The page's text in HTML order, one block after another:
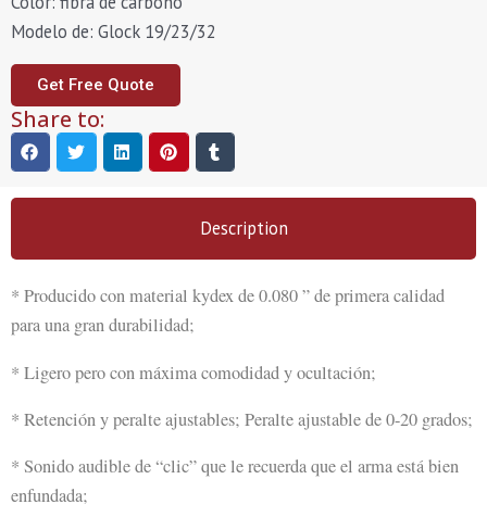
Modelo de: Glock 19/23/32
Get Free Quote
Share to:
Description
* Producido con material kydex de 0.080 ” de primera calidad
para una gran durabilidad;
* Ligero pero con máxima comodidad y ocultación;
* Retención y peralte ajustables; Peralte ajustable de 0-20 grados;
* Sonido audible de “clic” que le recuerda que el arma está bien
enfundada;